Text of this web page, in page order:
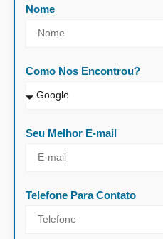
Nome
Como Nos Encontrou?
Seu Melhor E-mail
Telefone Para Contato